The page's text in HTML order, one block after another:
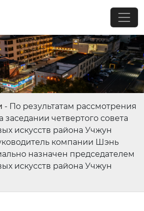
- По результатам рассмотрения
четвертого совета
искусств района Учжун
компании Шэнь
назначен председателем
искусств района Учжун